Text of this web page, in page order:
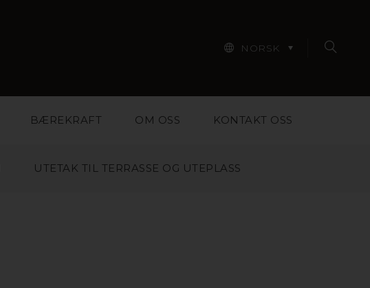
NORSK
BÆREKRAFT OM OSS KONTAKT OSS
UTETAK TIL TERRASSE OG UTEPLASS